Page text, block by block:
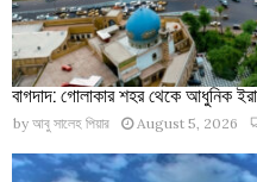
বাগদাদ: গোলাকার শহর থেকে আধুনিক
by আবু সালেহ পিয়ার August 5, 2026